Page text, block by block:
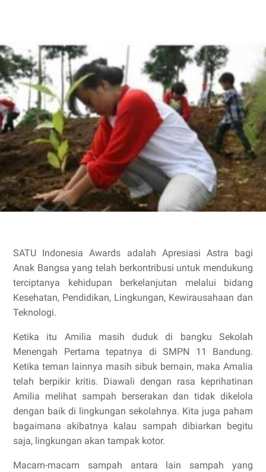
SATU Indonesia Awards adalah Apresiasi Astra bagi
Anak Bangsa yang telah berkontribusi untuk mendukung
terciptanya kehidupan berkelanjutan melalui bidang
Kesehatan, Pendidikan, Lingkungan, Kewirausahaan dan
Teknologi.
Ketika itu Amilia masih duduk di bangku Sekolah
Menengah Pertama tepatnya di SMPN 11 Bandung.
Ketika teman lainnya masih sibuk bernain, maka Amalia
telah berpikir kritis. Diawali dengan rasa keprihatinan
Amilia melihat sampah berserakan dan tidak dikelola
dengan baik di lingkungan sekolahnya. Kita juga paham
bagaimana akibatnya kalau sampah dibiarkan begitu
saja, lingkungan akan tampak kotor.
Macam-macam sampah antara lain sampah yang